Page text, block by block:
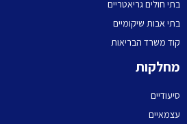
בתי חולים גריאטריים
בתי אבות שיקומיים
קוד משרד הבריאות
מחלקות
סיעודיים
עצמאיים